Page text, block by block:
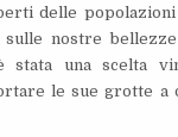
delle popolazioni
nostre
una scelta
le sue grotte a